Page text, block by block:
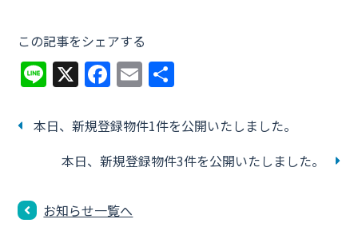
この記事をシェアする
Li
n
e
X F
a
c
e
b
o
o
E
m
ai
l
本日、新規登録物件1件を公開いたしました。
本日、新規登録物件3件を公開いたしました。
お知らせ一覧へ